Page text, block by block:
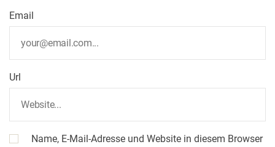
Email
Url
Name, E-Mail-Adresse und Website in diesem Browser